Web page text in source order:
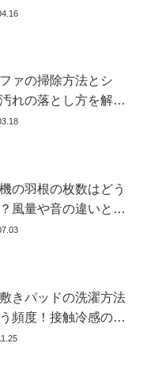
かを徹底解説【おす
ァの掃除方法とシ
れの落とし方を解説
でできる】
の羽根の枚数はどう
風量や音の違いとお
商品7選
きパッドの洗濯方法
頻度！接触冷感の効
げないお手入れ方法